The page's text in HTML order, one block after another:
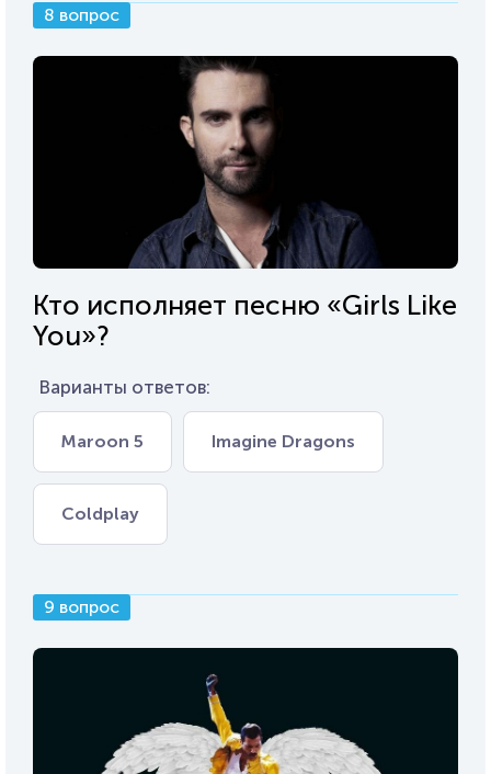
8 вопрос
Кто исполняет песню «Girls Like
You»?
Варианты ответов:
Maroon 5 Imagine Dragons
Coldplay
9 вопрос